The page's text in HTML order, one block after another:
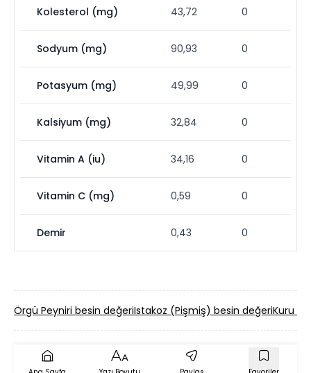
Kolesterol (mg) 43,72 0
Sodyum (mg) 90,93 0
Potasyum (mg) 49,99 0
Kalsiyum (mg) 32,84 0
Vitamin A (iu) 34,16 0
Vitamin C (mg) 0,59 0
Demir 0,43 0
Örgü Peyniri besin değeriIstakoz (Pişmiş) besin değeriKuru